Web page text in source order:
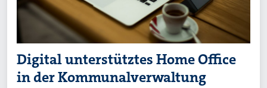
Digital unterstütztes Home Office
in der Kommunalverwaltung